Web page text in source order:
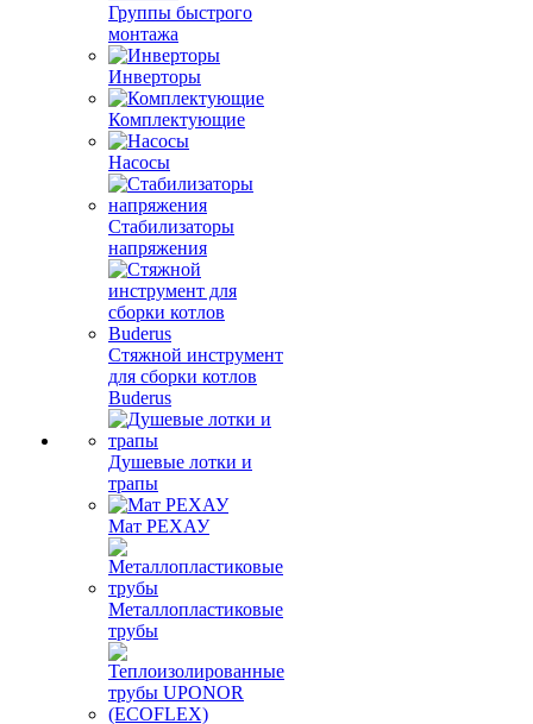
Группы быстрого
монтажа
Инверторы
Комплектующие
Насосы
Стабилизаторы
напряжения
Стяжной инструмент
для сборки котлов
Buderus
Душевые лотки и
трапы
Мат РЕХАУ
Металлопластиковые
трубы